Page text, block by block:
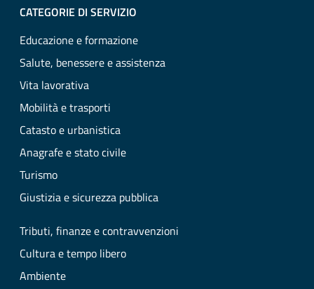
CATEGORIE DI SERVIZIO
Educazione e formazione
Salute, benessere e assistenza
Vita lavorativa
Mobilità e trasporti
Catasto e urbanistica
Anagrafe e stato civile
Turismo
Giustizia e sicurezza pubblica
Tributi, finanze e contravvenzioni
Cultura e tempo libero
Ambiente